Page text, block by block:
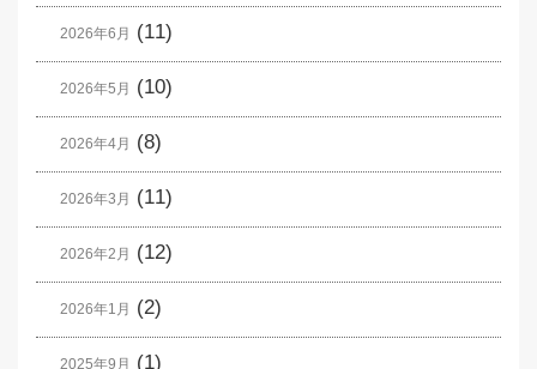
2026年6月 (11)
2026年5月 (10)
2026年4月 (8)
2026年3月 (11)
2026年2月 (12)
2026年1月 (2)
2025年9月 (1)